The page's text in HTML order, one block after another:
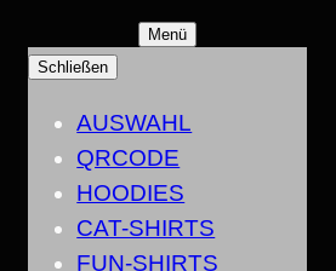
Menü
Schließen
AUSWAHL
QRCODE
HOODIES
CAT-SHIRTS
FUN-SHIRTS